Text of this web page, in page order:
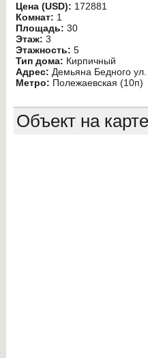
Цена (USD): 172881
Комнат: 1
Площадь: 30
Этаж: 3
Этажность: 5
Тип дома: Кирпичный
Адрес: Демьяна Бедного
Метро: Полежаевская (10п)
Объект на карте